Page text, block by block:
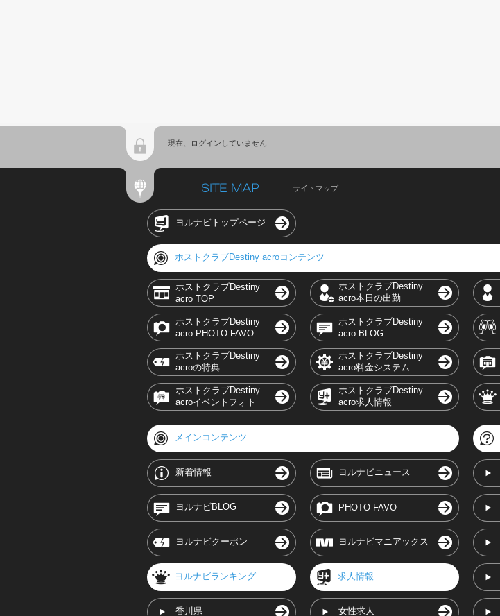
現在、ログインしていません
サイトマップ
ヨルナビトップページ
ホストクラブDestiny acroコンテンツ
ホストクラブDestiny
acro TOP
ホストクラブDestiny
acro本日の出勤
ホストクラブDestiny
acro PHOTO FAVO
ホストクラブDestiny
acro BLOG
ホストクラブDestiny
acroの特典
ホストクラブDestiny
acro料金システム
ホストクラブDestiny
acroイベントフォト
ホストクラブDestiny
acro求人情報
メインコンテンツ
新着情報 ヨルナビニュース
ヨルナビBLOG PHOTO FAVO
ヨルナビクーポン ヨルナビマニアックス
ヨルナビランキング
香川県
求人情報
女性求人